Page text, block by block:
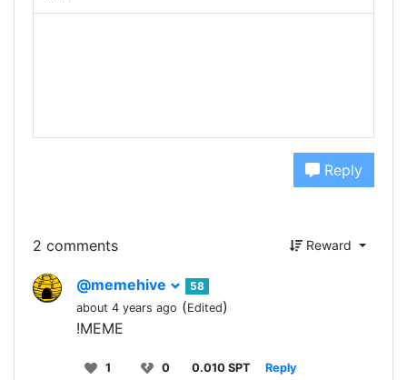
Reply
2 comments Reward
@memehive
58
about 4 years ago (Edited)
!MEME
1 0 0.010 SPT Reply